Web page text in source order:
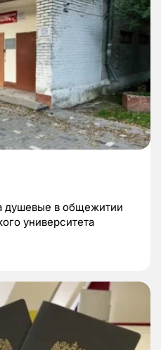
душевые в общежитии
университета